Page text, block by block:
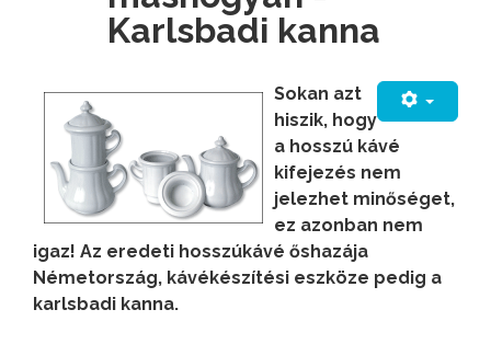
Karlsbadi kanna
Sokan azt
hiszik, hogy
a hosszú kávé
kifejezés nem
jelezhet minőséget,
ez azonban nem
igaz! Az eredeti hosszúkávé őshazája
Németország, kávékészítési eszköze pedig a
karlsbadi kanna.